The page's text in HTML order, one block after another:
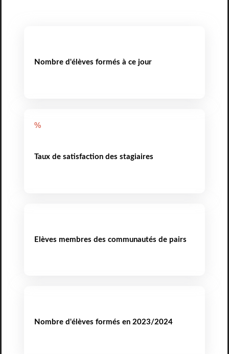
Nombre d'élèves formés à ce jour
%
Taux de satisfaction des stagiaires
Elèves membres des communautés de pairs
Nombre d'élèves formés en 2023/2024